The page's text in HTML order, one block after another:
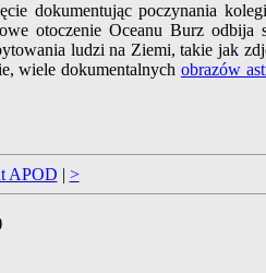
dokumentując poczynania
otoczenie Oceanu Burz odbija
ludzi na Ziemi, takie jak
wiele dokumentalnych obrazów
APOD | >